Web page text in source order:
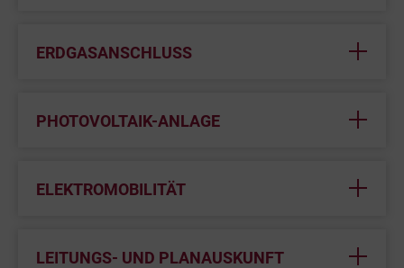
ERDGASANSCHLUSS
PHOTOVOLTAIK-ANLAGE
ELEKTROMOBILITÄT
LEITUNGS- UND PLANAUSKUNFT